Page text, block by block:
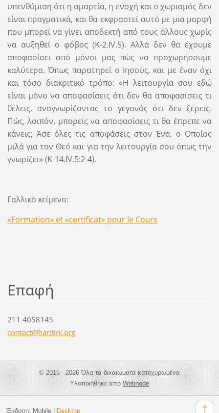
υπενθύμιση ότι η αμαρτία, η ενοχή και ο χωρισμός δεν
είναι πραγματικά, και θα εκφραστεί αυτό με μια μορφή
που μπορεί να γίνει αποδεκτή από τους άλλους χωρίς
να αυξηθεί ο φόβος (Κ-2.IV.5). Αλλά δεν θα έχουμε
αποφασίσει από μόνοι μας πώς να προχωρήσουμε
καλύτερα. Όπως παρατηρεί ο Ιησούς, και με έναν όχι
και τόσο διακριτικό τρόπο: «Η λειτουργία σου εδώ
είναι μόνο να αποφασίσεις ότι δεν θα αποφασίσεις τι
θέλεις, αναγνωρίζοντας το γεγονός ότι δεν ξέρεις.
Πώς, λοιπόν, μπορείς να αποφασίσεις τι θα έπρεπε να
κάνεις; Άσε όλες τις αποφάσεις στον Ένα, ο Οποίος
μιλά για τον Θεό και για την λειτουργία σου όπως την
γνωρίζει» (Κ-14.IV.5:2-4).
Γαλλικό κείμενο:
«Formation» et «certificat» pour le Cours
Επαφή
211 4058145
contact@haritini.org
© 2015 - 2026 Όλα τα δικαιώματα κατοχυρωμένα
Υλοποιήθηκε απόWebnode
Έκδοση: Mobile| Desktop